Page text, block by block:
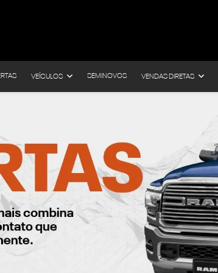
VEÍCULOS SEMINOVOS VENDAS DIRETAS